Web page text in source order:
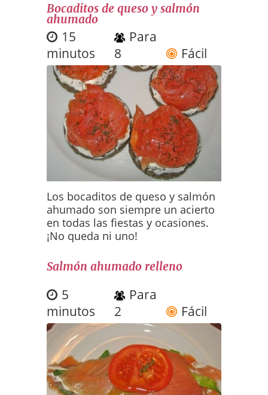
Bocaditos de queso y salmón
ahumado
15
minutos
Para
8
Fácil
Los bocaditos de queso y salmón
ahumado son siempre un acierto
en todas las fiestas y ocasiones.
¡No queda ni uno!
Salmón ahumado relleno
5
minutos
Para
2
Fácil